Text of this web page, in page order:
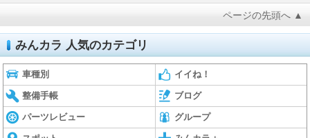
ページの先頭へ ▲
みんカラ 人気のカテゴリ
車種別 イイね！
整備手帳 ブログ
パーツレビュー グループ